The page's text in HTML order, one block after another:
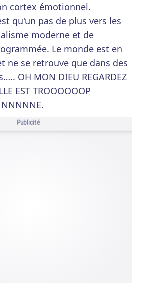
cortex émotionnel.
qu'un pas de plus vers les
moderne et de
Le monde est en
ne se retrouve que dans des
OH MON DIEU REGARDEZ
EST TROOOOOOP
Publicité